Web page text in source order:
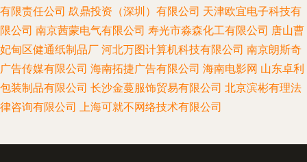
有限责任公司 镹鼎投资（深圳）有限公司 天津欧宜电子科技有
限公司 南京茜蒙电气有限公司 寿光市淼森化工有限公司 唐山曹
妃甸区健通纸制品厂 河北万图计算机科技有限公司 南京朗斯奇
广告传媒有限公司 海南拓捷广告有限公司 海南电影网 山东卓利
包装制品有限公司 长沙金蔓服饰贸易有限公司 北京滨彬有理法
律咨询有限公司 上海可就不网络技术有限公司